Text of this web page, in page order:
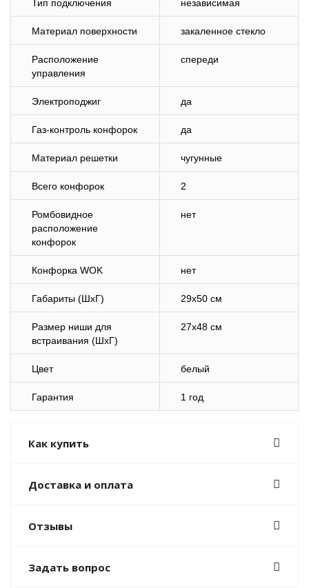
Тип подключения независимая
Материал поверхности закаленное стекло
Расположение
управления
спереди
Электроподжиг да
Газ-контроль конфорок да
Материал решетки чугунные
Всего конфорок 2
Ромбовидное
расположение
конфорок
нет
Конфорка WOK нет
Габариты (ШхГ) 29х50 см
Размер ниши для
встраивания (ШхГ)
27х48 см
Цвет белый
Гарантия 1 год
Как купить
Доставка и оплата
Отзывы
Задать вопрос